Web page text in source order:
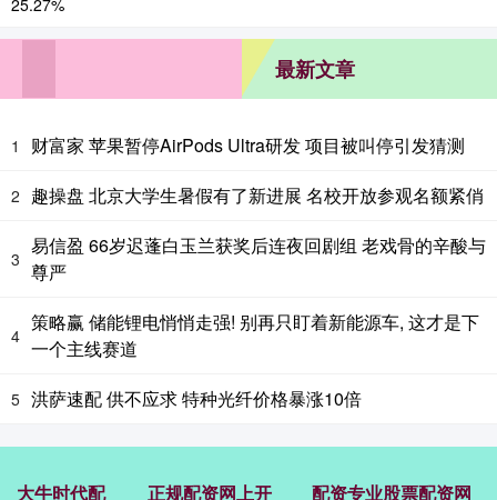
最新文章
1 财富家 苹果暂停AirPods Ultra研发 项目被叫停引发猜测
2 趣操盘 北京大学生暑假有了新进展 名校开放参观名额紧俏
3
易信盈 66岁迟蓬白玉兰获奖后连夜回剧组 老戏骨的辛酸与
尊严
4
策略赢 储能锂电悄悄走强! 别再只盯着新能源车, 这才是下
一个主线赛道
5 洪萨速配 供不应求 特种光纤价格暴涨10倍
大牛时代配 正规配资网上开 配资专业股票配资网